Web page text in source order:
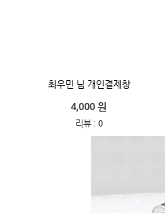
최우민 님 개인결제창
4,000 원
리뷰: 0